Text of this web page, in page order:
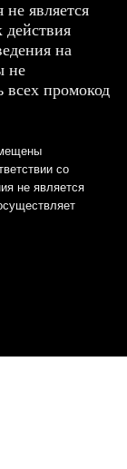
является
на
не
всех промокод
со
не является